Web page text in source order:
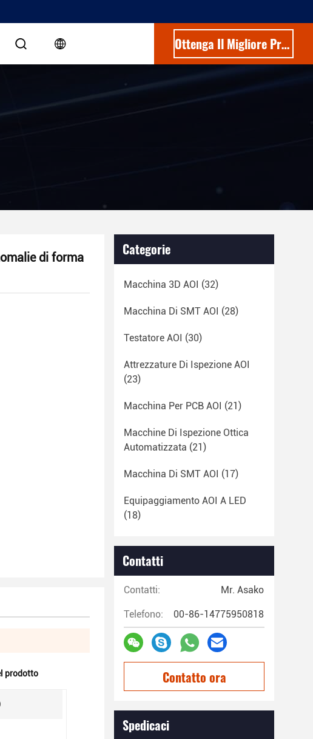
Ottenga Il Migliore Prezzo
di forma
prodotto
Categorie
Macchina 3D AOI (32)
Macchina Di SMT AOI (28)
Testatore AOI (30)
Attrezzature Di Ispezione AOI
(23)
Macchina Per PCB AOI (21)
Macchine Di Ispezione Ottica
Automatizzata (21)
Macchina Di SMT AOI (17)
Equipaggiamento AOI A LED
(18)
Contatti
Contatti: Mr. Asako
Telefono: 00-86-14775950818
Contatto ora
Spedicaci